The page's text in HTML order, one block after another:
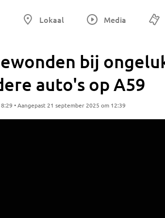
Lokaal Media
bij
auto's op A59
• Aangepast 21 september 2025 om 12:39